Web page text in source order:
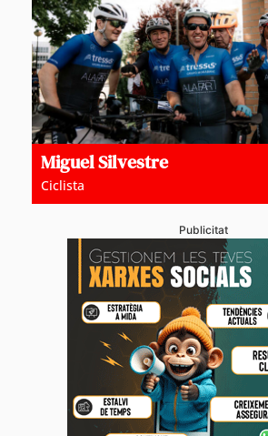
Miguel Silvestre
Ciclista
Publicitat